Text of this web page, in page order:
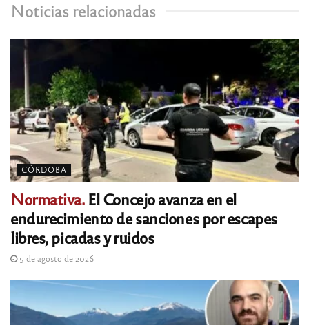
Noticias relacionadas
CÓRDOBA
Normativa.El Concejo avanza en el
endurecimiento de sanciones por escapes
libres, picadas y ruidos
5 de agosto de 2026